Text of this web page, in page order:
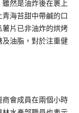
然是油炸後在裹上
海苔甜中帶鹹的口
片已非油炸的烘烤
油脂，對於注重健
會成員在兩個小時